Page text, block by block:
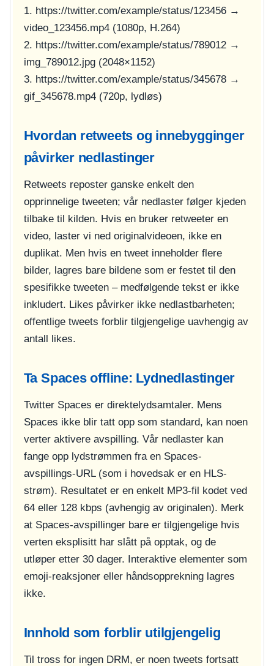
1. https://twitter.com/example/status/123456→
video_123456.mp4(1080p, H.264)
2. https://twitter.com/example/status/789012→
img_789012.jpg(2048×1152)
3. https://twitter.com/example/status/345678→
gif_345678.mp4(720p, lydløs)
Hvordan retweets og innebygginger
påvirker nedlastinger
Retweets reposter ganske enkelt den
opprinnelige tweeten; vår nedlaster følger kjeden
tilbake til kilden. Hvis en bruker retweeter en
video, laster vi ned originalvideoen, ikke en
duplikat. Men hvis en tweet inneholder flere
bilder, lagres bare bildene som er festet til den
spesifikke tweeten – medfølgende tekst er ikke
inkludert. Likes påvirker ikke nedlastbarheten;
offentlige tweets forblir tilgjengelige uavhengig av
antall likes.
Ta Spaces offline: Lydnedlastinger
Twitter Spaces er direktelydsamtaler. Mens
Spaces ikke blir tatt opp som standard, kan noen
verter aktivere avspilling. Vår nedlaster kan
fange opp lydstrømmen fra en Spaces-
avspillings-URL (som i hovedsak er en HLS-
strøm). Resultatet er en enkelt MP3-fil kodet ved
64 eller 128 kbps (avhengig av originalen). Merk
at Spaces-avspillinger bare er tilgjengelige hvis
verten eksplisitt har slått på opptak, og de
utløper etter 30 dager. Interaktive elementer som
emoji-reaksjoner eller håndsopprekning lagres
ikke.
Innhold som forblir utilgjengelig
Til tross for ingen DRM, er noen tweets fortsatt